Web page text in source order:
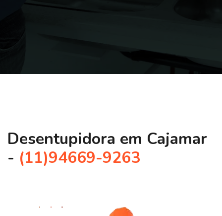
Desentupidora em Cajamar
- (11)94669-9263